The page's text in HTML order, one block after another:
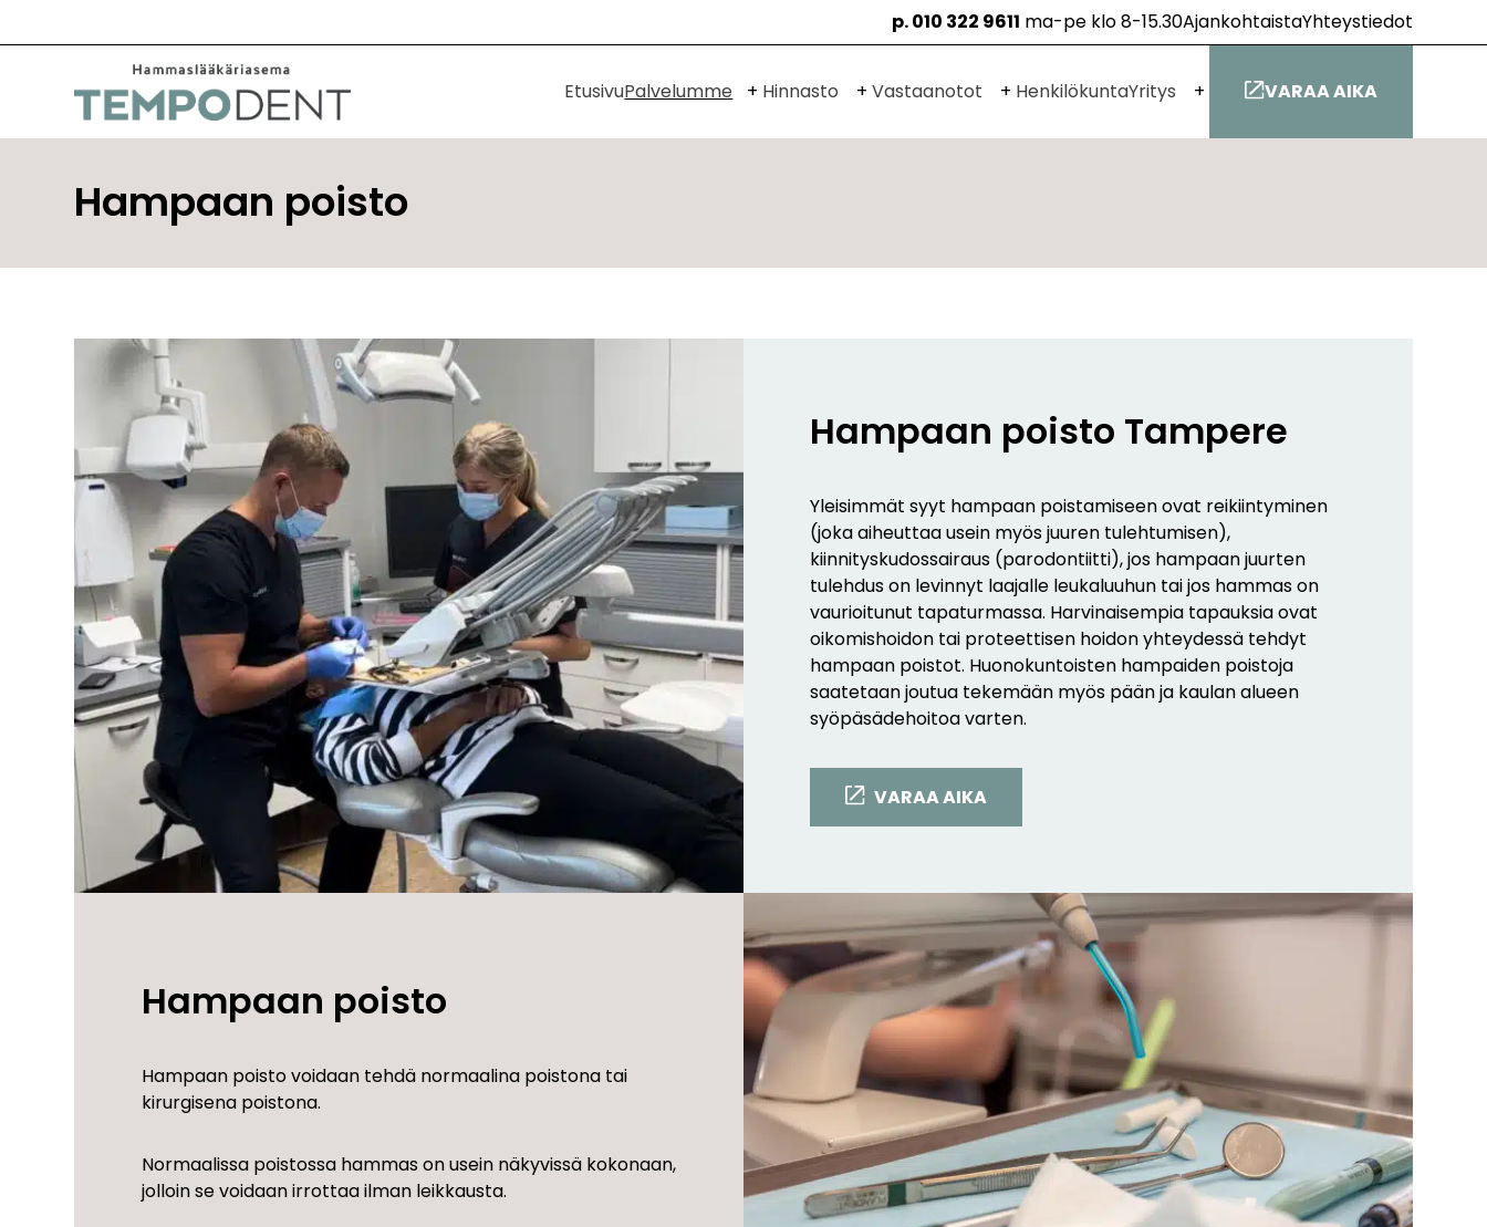
sisältöön
p. 010 322 9611 ma-pe klo 8-15.30AjankohtaistaYhteystiedot
EtusivuPalvelumme Avaa
Hinnasto Avaa
Vastaanotot Avaa
HenkilökuntaYritys Avaa VARAA AIKA
Hampaan poisto
Hampaan poisto Tampere
Yleisimmät syyt hampaan poistamiseen ovat reikiintyminen
(joka aiheuttaa usein myös juuren tulehtumisen),
kiinnityskudossairaus (parodontiitti), jos hampaan juurten
tulehdus on levinnyt laajalle leukaluuhun tai jos hammas on
vaurioitunut tapaturmassa. Harvinaisempia tapauksia ovat
oikomishoidon tai proteettisen hoidon yhteydessä tehdyt
hampaan poistot. Huonokuntoisten hampaiden poistoja
saatetaan joutua tekemään myös pään ja kaulan alueen
syöpäsädehoitoa varten.
VARAA AIKA
Hampaan poisto
Hampaan poisto voidaan tehdä normaalina poistona tai
kirurgisena poistona.
Normaalissa poistossa hammas on usein näkyvissä kokonaan,
jolloin se voidaan irrottaa ilman leikkausta.